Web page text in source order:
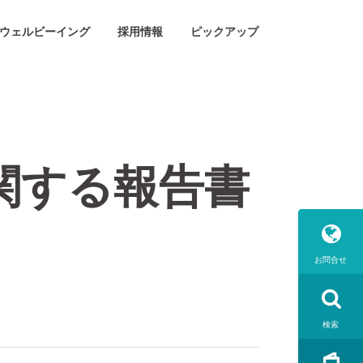
ウェルビーイング 採用情報 ピックアップ
お問合せ
検索
する報告書